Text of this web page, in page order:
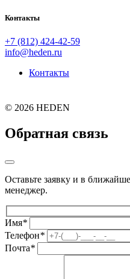
Контакты
+7 (812) 424-42-59
info@heden.ru
Контакты
© 2026 HEDEN
Обратная связь
Оставьте заявку и в
менеджер.
Имя*
Телефон*
Почта*